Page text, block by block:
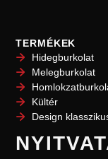
TERMÉKEK
Hidegburkolat
Melegburkolat
Kültér
Design